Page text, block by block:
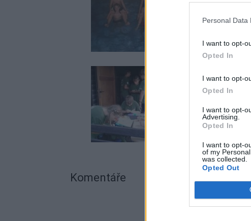
Personal Data
I want to opt-
Opted In
I want to opt-
Opted In
I want to opt-
Advertising.
Opted In
I want to opt-
of my
was collected.
Opted Out
Komentáře